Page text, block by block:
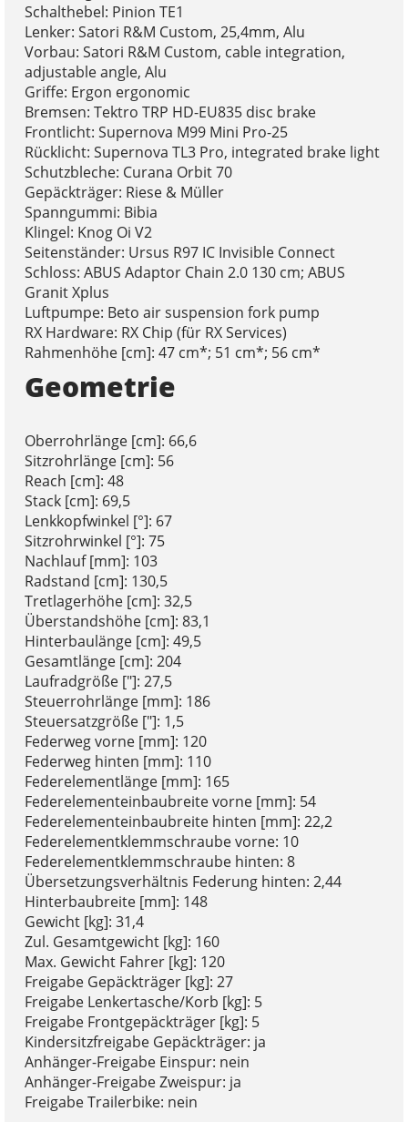
Schalthebel: Pinion TE1
Lenker: Satori R&M Custom, 25,4mm, Alu
Vorbau: Satori R&M Custom, cable integration,
adjustable angle, Alu
Griffe: Ergon ergonomic
Bremsen: Tektro TRP HD-EU835 disc brake
Frontlicht: Supernova M99 Mini Pro-25
Rücklicht: Supernova TL3 Pro, integrated brake light
Schutzbleche: Curana Orbit 70
Gepäckträger: Riese & Müller
Spanngummi: Bibia
Klingel: Knog Oi V2
Seitenständer: Ursus R97 IC Invisible Connect
Schloss: ABUS Adaptor Chain 2.0 130 cm; ABUS
Granit Xplus
Luftpumpe: Beto air suspension fork pump
RX Hardware: RX Chip (für RX Services)
Rahmenhöhe [cm]: 47 cm*; 51 cm*; 56 cm*
Geometrie
Oberrohrlänge [cm]: 66,6
Sitzrohrlänge [cm]: 56
Reach [cm]: 48
Stack [cm]: 69,5
Lenkkopfwinkel [°]: 67
Sitzrohrwinkel [°]: 75
Nachlauf [mm]: 103
Radstand [cm]: 130,5
Tretlagerhöhe [cm]: 32,5
Überstandshöhe [cm]: 83,1
Hinterbaulänge [cm]: 49,5
Gesamtlänge [cm]: 204
Laufradgröße ["]: 27,5
Steuerrohrlänge [mm]: 186
Steuersatzgröße ["]: 1,5
Federweg vorne [mm]: 120
Federweg hinten [mm]: 110
Federelementlänge [mm]: 165
Federelementeinbaubreite vorne [mm]: 54
Federelementeinbaubreite hinten [mm]: 22,2
Federelementklemmschraube vorne: 10
Federelementklemmschraube hinten: 8
Übersetzungsverhältnis Federung hinten: 2,44
Hinterbaubreite [mm]: 148
Gewicht [kg]: 31,4
Zul. Gesamtgewicht [kg]: 160
Max. Gewicht Fahrer [kg]: 120
Freigabe Gepäckträger [kg]: 27
Freigabe Lenkertasche/Korb [kg]: 5
Freigabe Frontgepäckträger [kg]: 5
Kindersitzfreigabe Gepäckträger: ja
Anhänger-Freigabe Einspur: nein
Anhänger-Freigabe Zweispur: ja
Freigabe Trailerbike: nein